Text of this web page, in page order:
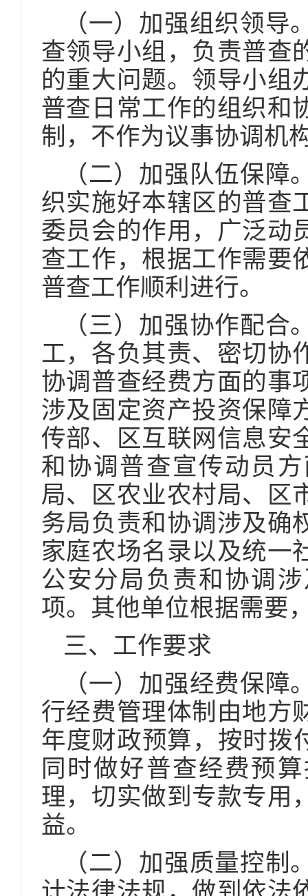
（一）加强组织领
查领导小组，负责普查
的重大问题。领导小组
普查日常工作的组织和
制，不作为议事协调机
（二）加强队伍保
织实施好本辖区的普查
委员会的作用，广泛动
查工作，根据工作需要
普查工作顺利进行。
（三）加强协作配
工，各负其责、密切协
协调普查经费方面的事
涉及固定资产投资保障
传部、区互联网信息安
和协调普查宣传动员
局、区农业农村局、区
务局负责和协调涉及确
家庭农场名录以及统一
公安分局负责和协调
项。其他单位根据需要
三、工作要求
（一）加强经费保
行经费管理体制由地方
年度财政预算，按时拨
同时做好普查经费预
理，切实做到专款专用
益。
（二）加强质量控